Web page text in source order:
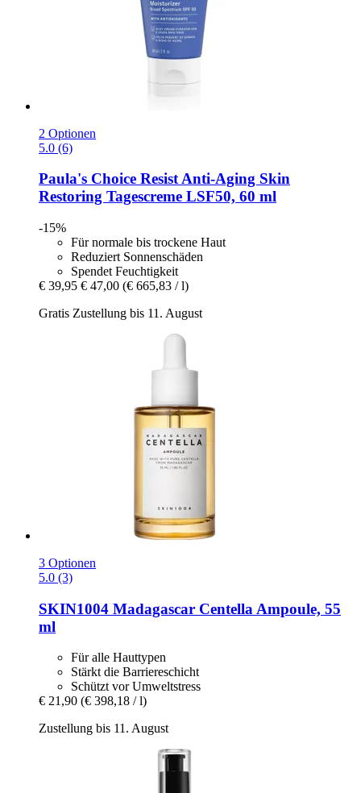
2 Optionen
5.0 (6)
Paula's Choice Resist Anti-​Aging Skin
Restoring Tagescreme LSF50, 60 ml
-15%
Für normale bis trockene Haut
Reduziert Sonnenschäden
Spendet Feuchtigkeit
€ 39,95 € 47,00 (€ 665,83 / l)
Gratis Zustellung bis 11. August
3 Optionen
5.0 (3)
SKIN1004 Madagascar Centella Ampoule, 55
ml
Für alle Hauttypen
Stärkt die Barriereschicht
Schützt vor Umweltstress
€ 21,90 (€ 398,18 / l)
Zustellung bis 11. August